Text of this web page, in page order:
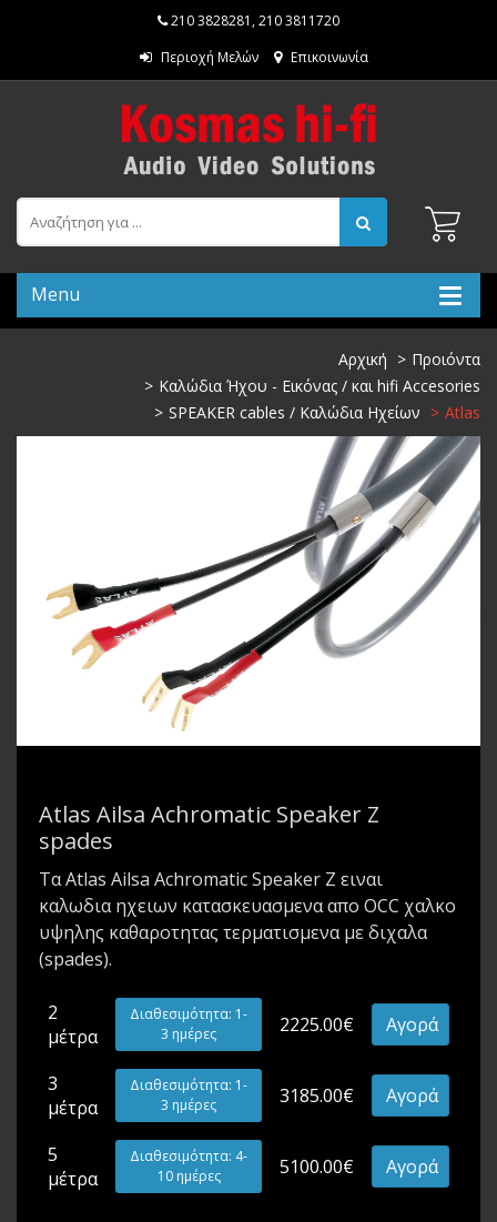
210 3828281 ,210 3811720
Περιοχή Μελών
Επικοινωνία
Menu
Αρχική
Προιόντα
Καλώδια Ήχου - Εικόνας / και hifi Accesories
SPEAKER cables / Καλώδια Ηχείων
Atlas
Atlas Ailsa Achromatic Speaker Z
spades
Τα Atlas Ailsa Achromatic Speaker Z ειναι
καλωδια ηχειων κατασκευασμενα απο OCC χαλκο
υψηλης καθαροτητας τερματισμενα με διχαλα
(spades).
2
μέτρα
Διαθεσιμότητα: 1-
3 ημέρες
2225.00€ Αγορά
3
μέτρα
Διαθεσιμότητα: 1-
3 ημέρες
3185.00€ Αγορά
5
μέτρα
Διαθεσιμότητα: 4-
10 ημέρες
5100.00€ Αγορά